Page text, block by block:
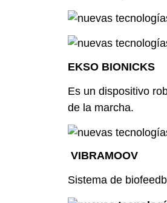
EKSO BIONICKS
Es un dispositivo
de la marcha.
VIBRAMOOV
Sistema de